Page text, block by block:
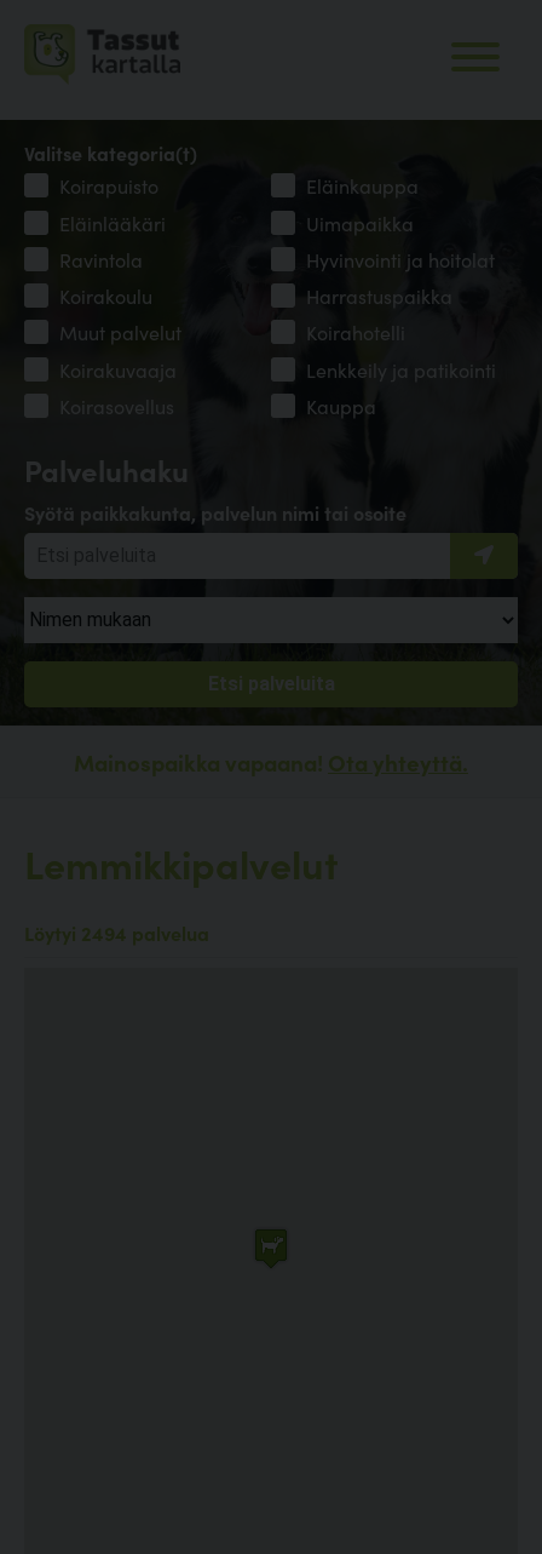
Palveluhaku
Syötä paikkakunta, palvelun nimi tai osoite
Valitse kategoria(t)
Koirapuisto
Eläinkauppa
Eläinlääkäri
Uimapaikka
Ravintola
Hyvinvointi ja hoitolat
Koirakoulu
Harrastuspaikka
Muut palvelut
Koirahotelli
Koirakuvaaja
Lenkkeily ja patikointi
Koirasovellus
Kauppa
Mainospaikka vapaana! Ota yhteyttä.
Lemmikkipalvelut
Löytyi 2494 palvelua